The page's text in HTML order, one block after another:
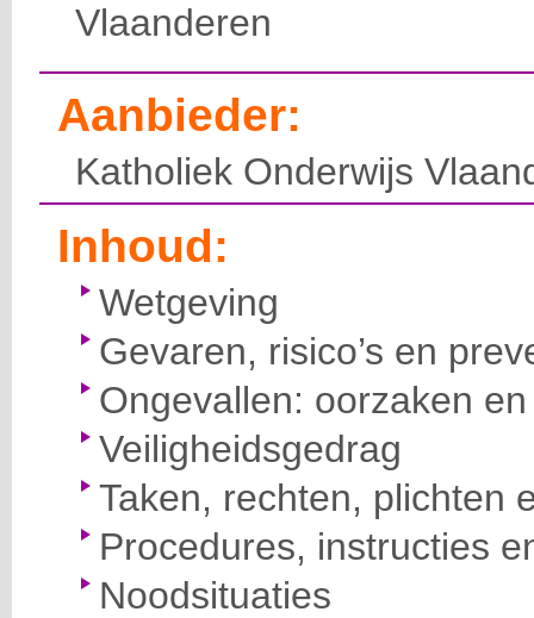
Vlaanderen
Aanbieder:
Katholiek Onderwijs
Inhoud:
Wetgeving
Gevaren, risico’s en
Ongevallen: oorzaken
Veiligheidsgedrag
Taken, rechten, plichten
Procedures, instructies
Noodsituaties